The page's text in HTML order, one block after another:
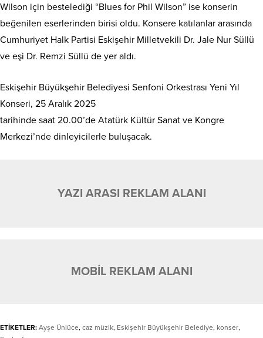
Wilson için bestelediği “Blues for Phil Wilson” ise konserin
beğenilen eserlerinden birisi oldu. Konsere katılanlar arasında
Cumhuriyet Halk Partisi Eskişehir Milletvekili Dr. Jale Nur Süllü
ve eşi Dr. Remzi Süllü de yer aldı.
Eskişehir Büyükşehir Belediyesi Senfoni Orkestrası Yeni Yıl
Konseri, 25 Aralık 2025
tarihinde saat 20.00’de Atatürk Kültür Sanat ve Kongre
Merkezi’nde dinleyicilerle buluşacak.
YAZI ARASI REKLAM ALANI
MOBİL REKLAM ALANI
ETİKETLER: Ayşe Ünlüce, caz müzik, Eskişehir Büyükşehir Belediye, konser,